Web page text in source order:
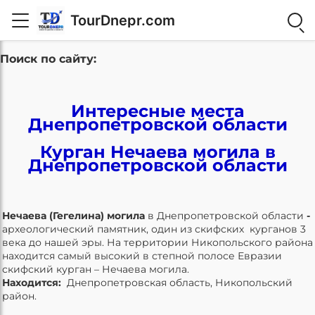
TourDnepr.com
Поиск по сайту:
Интересные места
Днепропетровской области
Курган Нечаева могила в
Днепропетровской области
Нечаева (Гегелина) могила в Днепропетровской области -
археологический памятник, один из скифских курганов 3
века до нашей эры. На территории Никопольского района
находится самый высокий в степной полосе Евразии
скифский курган – Нечаева могила.
Находится: Днепропетровская область, Никопольский
район.